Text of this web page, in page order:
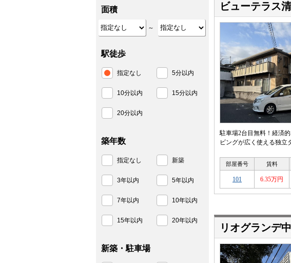
ビューテラス清
駐車場2台目無料！経済
ビングが広く使える独
部屋番号 賃料
101 6.35万円
リオグランデ
面積
～
駅徒歩
指定なし 5分以内
10分以内 15分以内
20分以内
築年数
指定なし 新築
3年以内 5年以内
7年以内 10年以内
15年以内 20年以内
新築・駐車場